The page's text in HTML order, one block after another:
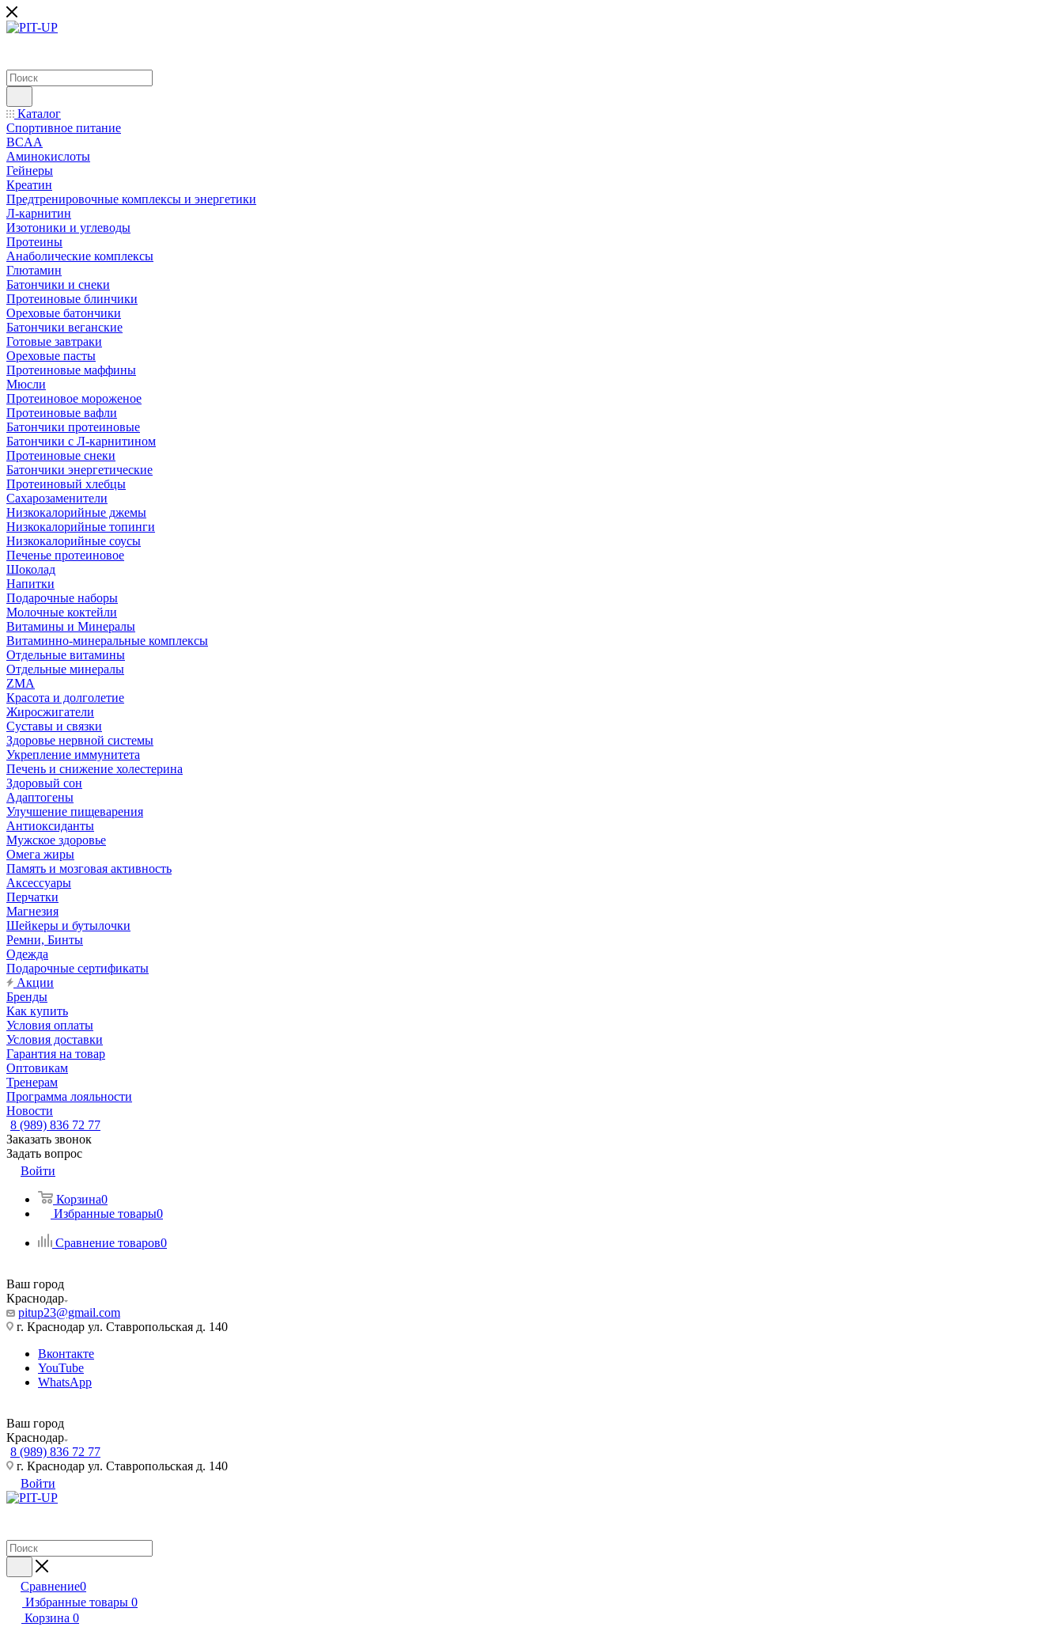
Каталог
Спортивное питание
BCAA
Аминокислоты
Гейнеры
Креатин
Предтренировочные комплексы и энергетики
Л-карнитин
Изотоники и углеводы
Протеины
Анаболические комплексы
Глютамин
Батончики и снеки
Протеиновые блинчики
Ореховые батончики
Батончики веганские
Готовые завтраки
Ореховые пасты
Протеиновые маффины
Мюсли
Протеиновое мороженое
Протеиновые вафли
Батончики протеиновые
Батончики с Л-карнитином
Протеиновые снеки
Батончики энергетические
Протеиновый хлебцы
Сахарозаменители
Низкокалорийные джемы
Низкокалорийные топинги
Низкокалорийные соусы
Печенье протеиновое
Шоколад
Напитки
Подарочные наборы
Молочные коктейли
Витамины и Минералы
Витаминно-минеральные комплексы
Отдельные витамины
Отдельные минералы
ZMA
Красота и долголетие
Жиросжигатели
Суставы и связки
Здоровье нервной системы
Укрепление иммунитета
Печень и снижение холестерина
Здоровый сон
Адаптогены
Улучшение пищеварения
Антиоксиданты
Мужское здоровье
Омега жиры
Память и мозговая активность
Аксессуары
Перчатки
Магнезия
Шейкеры и бутылочки
Ремни, Бинты
Одежда
Подарочные сертификаты
Акции
Бренды
Как купить
Условия оплаты
Условия доставки
Гарантия на товар
Оптовикам
Тренерам
Программа лояльности
Новости
8 (989) 836 72 77
Заказать звонок
Задать вопрос
Войти
Корзина0
Избранные товары0
Сравнение товаров0
Ваш город
Краснодар
pitup23@gmail.com
г. Краснодар ул. Ставропольская д. 140
Вконтакте
YouTube
WhatsApp
Ваш город
Краснодар
8 (989) 836 72 77
г. Краснодар ул. Ставропольская д. 140
Войти
Сравнение0
Избранные товары 0
Корзина 0